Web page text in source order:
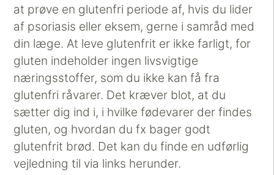
at prøve en glutenfri periode af, hvis du lider
af psoriasis eller eksem, gerne i samråd med
din læge. At leve glutenfrit er ikke farligt, for
gluten indeholder ingen livsvigtige
næringsstoffer, som du ikke kan få fra
glutenfri råvarer. Det kræver blot, at du
sætter dig ind i, i hvilke fødevarer der findes
gluten, og hvordan du fx bager godt
glutenfrit brød. Det kan du finde en udførlig
vejledning til via links herunder.